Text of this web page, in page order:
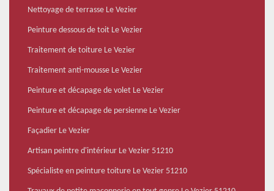
Nettoyage de terrasse Le Vezier
Peinture dessous de toit Le Vezier
Traitement de toiture Le Vezier
Traitement anti-mousse Le Vezier
Peinture et décapage de volet Le Vezier
Peinture et décapage de persienne Le Vezier
Façadier Le Vezier
Artisan peintre d'intérieur Le Vezier 51210
Spécialiste en peinture toiture Le Vezier 51210